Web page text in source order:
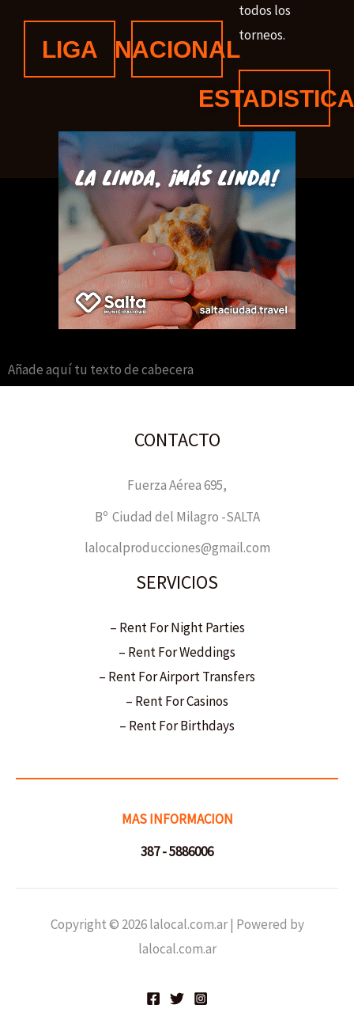
LIGA NACIONAL
todos los
torneos.
Añade aquí tu texto de cabecera
CONTACTO
Fuerza Aérea 695,
Bº Ciudad del Milagro -SALTA
lalocalproducciones@gmail.com
SERVICIOS
– Rent For Night Parties
– Rent For Weddings
– Rent For Airport Transfers
– Rent For Casinos
– Rent For Birthdays
MAS INFORMACION
387 - 5886006
Copyright © 2026 lalocal.com.ar | Powered by
lalocal.com.ar